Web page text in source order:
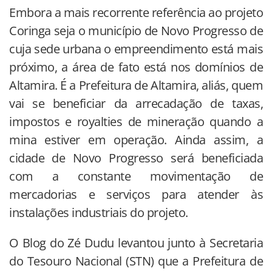
Embora a mais recorrente referência ao projeto
Coringa seja o município de Novo Progresso de
cuja sede urbana o empreendimento está mais
próximo, a área de fato está nos domínios de
Altamira. É a Prefeitura de Altamira, aliás, quem
vai se beneficiar da arrecadação de taxas,
impostos e royalties de mineração quando a
mina estiver em operação. Ainda assim, a
cidade de Novo Progresso será beneficiada
com a constante movimentação de
mercadorias e serviços para atender às
instalações industriais do projeto.
O Blog do Zé Dudu levantou junto à Secretaria
do Tesouro Nacional (STN) que a Prefeitura de